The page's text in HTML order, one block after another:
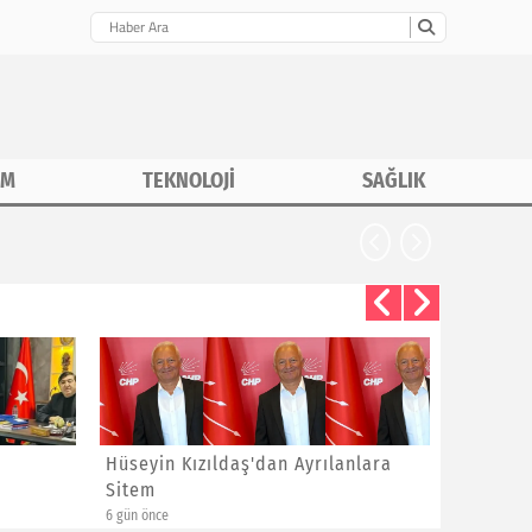
TEKNOLOJİ SAĞLIK
Hüseyin Kızıldaş'dan Ayrılanlara
Sitem
6 gün önce